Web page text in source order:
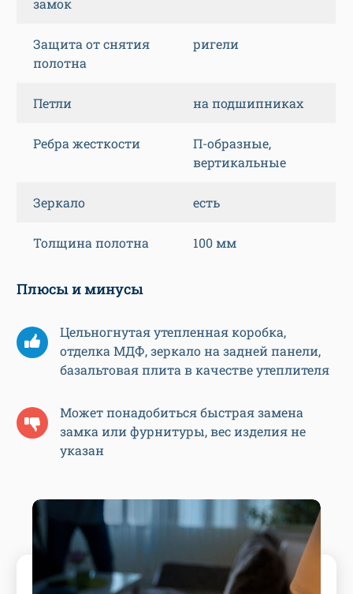
замок
Защита от снятия
полотна
ригели
Петли на подшипниках
Ребра жесткости
П-образные,
вертикальные
Зеркало есть
Толщина полотна 100 мм
Плюсы и минусы
Цельногнутая утепленная коробка,
отделка МДФ, зеркало на задней панели,
базальтовая плита в качестве утеплителя
Может понадобиться быстрая замена
замка или фурнитуры, вес изделия не
указан